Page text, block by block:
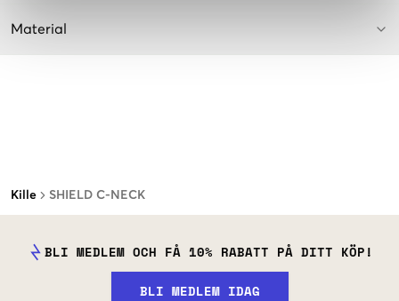
Kille SHIELD C-NECK
Material
BLI MEDLEM OCH FÅ 10% RABATT PÅ DITT KÖP!
BLI MEDLEM IDAG